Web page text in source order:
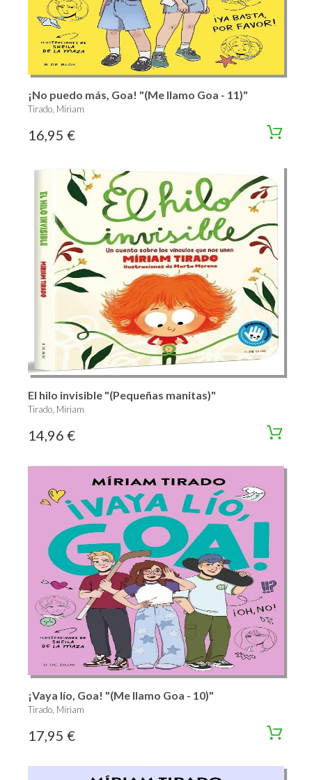
¡No puedo más, Goa! "(Me llamo Goa - 11)"
Tirado, Míriam
16,95 €
El hilo invisible "(Pequeñas manitas)"
Tirado, Míriam
14,96 €
¡Vaya lío, Goa! "(Me llamo Goa - 10)"
Tirado, Míriam
17,95 €